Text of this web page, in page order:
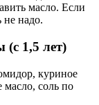
масло. Если
надо.
(с 1,5 лет)
куриное
масло, соль по